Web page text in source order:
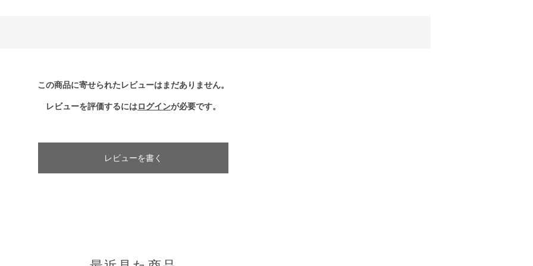
この商品に寄せられたレビューはまだありません。
レビューを評価するにはログインが必要です。
レビューを書く